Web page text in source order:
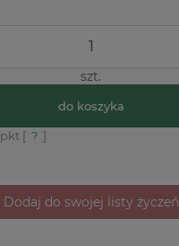
szt.
do koszyka
pkt [ ? ]
Dodaj do swojej listy życzeń